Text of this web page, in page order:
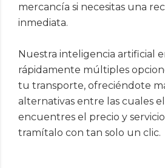
mercancía si necesitas una
inmediata.
Nuestra inteligencia artificial
rápidamente múltiples
tu transporte, ofreciéndote
alternativas entre las cuales
encuentres el precio y
tramítalo con tan solo un clic.